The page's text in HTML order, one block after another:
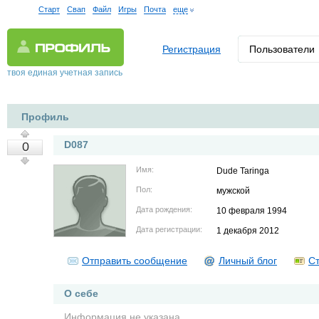
Старт Свап Файл Игры Почта еще
твоя единая учетная запись
Регистрация Пользователи
Профиль
0 D087
Имя: Dude Taringa
Пол: мужской
Дата рождения: 10 февраля 1994
Дата регистрации: 1 декабря 2012
Отправить сообщение Личный блог
О себе